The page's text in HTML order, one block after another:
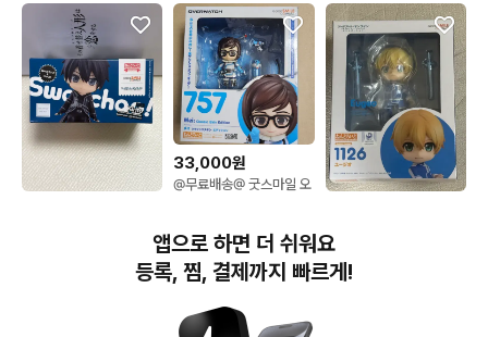
33,000원
@무료배송@ 굿스마일 오
피규어 미소녀피규어
소아온 유지오
앱으로 하면 더 쉬워요
등록, 찜, 결제까지 빠르게!